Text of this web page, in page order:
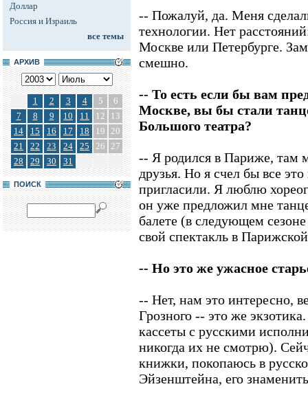
Доллар
Россия и Израиль
все темы
АРХИВ
1 2 3 4 5
6
7
8 9 10 11 12
13
14
15 16 17 18 19 20
21
22 23 24 25 26 27
28
29 30 31
ПОИСК
-- Пожалуй, да. Меня
технологии. Нет
Москве или Петербурге.
смешно.
-- То есть если бы вам
Москве, вы бы стали
Большого театра?
-- Я родился в Париже, там
друзья. Но я счел бы все
пригласили. Я люблю
он уже предложил мне
балете (в следующем
свой спектакль в
-- Но это же ужасное
-- Нет, нам это интересно,
Грозного -- это же
кассеты с русскими
никогда их не смотрю).
книжки, покопаюсь в
Эйзенштейна, его